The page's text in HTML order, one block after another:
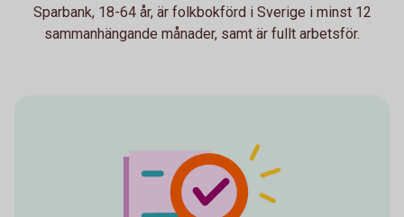
Sparbank, 18-64 år, är folkbokförd i Sverige i minst 12
sammanhängande månader, samt är fullt arbetsför.